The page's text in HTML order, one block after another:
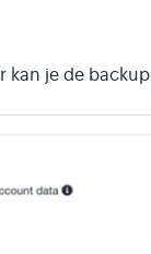
kan je de backup